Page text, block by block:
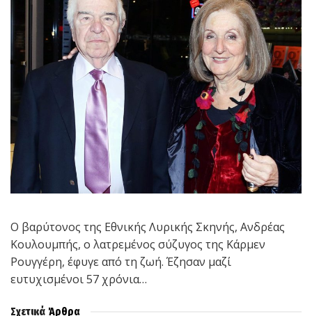
Ο βαρύτονος της Εθνικής Λυρικής Σκηνής, Ανδρέας
Κουλουμπής, ο λατρεμένος σύζυγος της Κάρμεν
Ρουγγέρη, έφυγε από τη ζωή. Έζησαν μαζί
ευτυχισμένοι 57 χρόνια…
Σχετικά Άρθρα